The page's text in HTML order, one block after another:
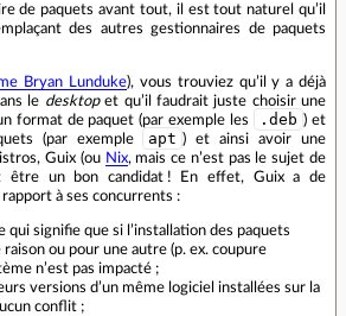
de paquets avant tout, il est tout naturel qu’il
des autres gestionnaires de paquets
Bryan Lunduke), vous trouviez qu’il y a déjà
le desktopet qu’il faudrait juste choisir une
format de paquet (par exemple les
.deb ) et
(par exemple
apt ) et ainsi avoir une
Guix (ou Nix, mais ce n’est pas le sujet de
être un bon candidat ! En effet, Guix a de
à ses concurrents :
qui signifie que si l’installation des paquets
raison ou pour une autre (p. ex. coupure
n’est pas impacté ;
versions d’un même logiciel installées sur la
conflit ;